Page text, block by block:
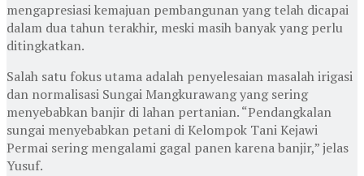
mengapresiasi kemajuan pembangunan yang telah dicapai
dalam dua tahun terakhir, meski masih banyak yang perlu
ditingkatkan.
Salah satu fokus utama adalah penyelesaian masalah irigasi
dan normalisasi Sungai Mangkurawang yang sering
menyebabkan banjir di lahan pertanian. “Pendangkalan
sungai menyebabkan petani di Kelompok Tani Kejawi
Permai sering mengalami gagal panen karena banjir,” jelas
Yusuf.